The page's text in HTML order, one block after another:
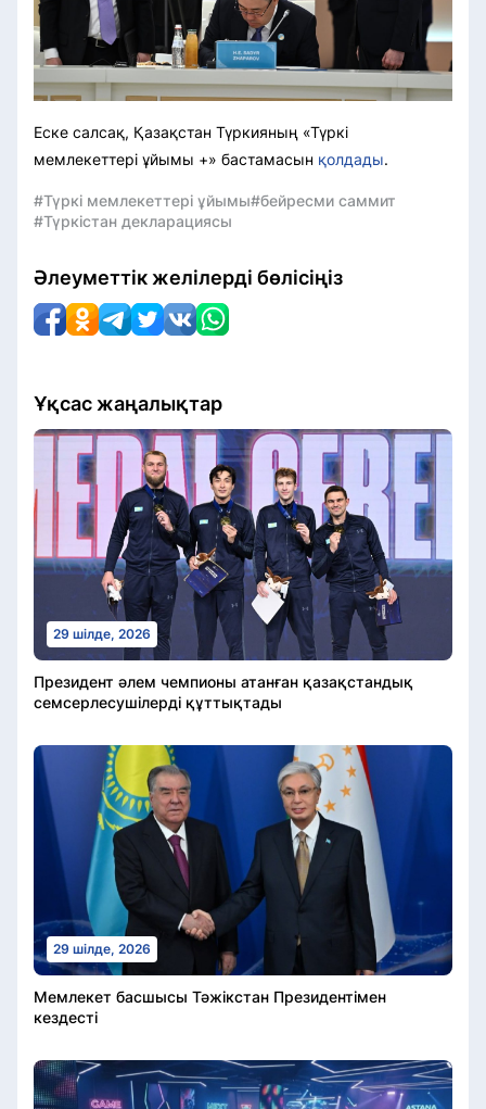
Еске салсақ, Қазақстан Түркияның «Түркі
мемлекеттері ұйымы +» бастамасын қолдады.
#Түркі мемлекеттері ұйымы#бейресми саммит
#Түркістан декларациясы
Әлеуметтік желілерді бөлісіңіз
Ұқсас жаңалықтар
29 шілде, 2026
Президент әлем чемпионы атанған қазақстандық
семсерлесушілерді құттықтады
29 шілде, 2026
Мемлекет басшысы Тәжікстан Президентімен
кездесті